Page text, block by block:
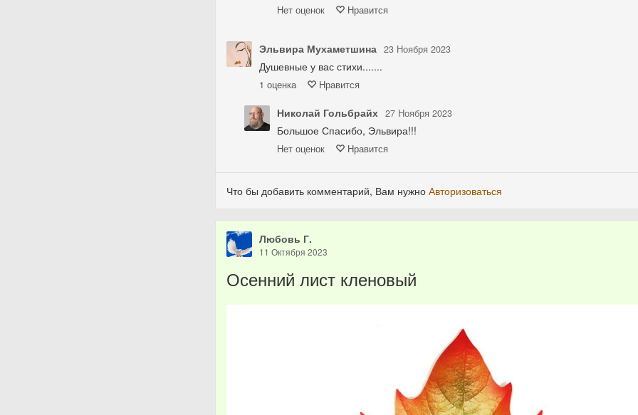
Нет оценок Нравится
Эльвира Мухаметшина 23 Ноября 2023
Душевные у вас стихи.......
1 оценка Нравится
Николай Гольбрайх 27 Ноября 2023
Большое Спасибо, Эльвира!!!
Нет оценок Нравится
Что бы добавить комментарий, Вам нужноАвторизоваться
Любовь Г.
11 Октября 2023
Осенний лист кленовый